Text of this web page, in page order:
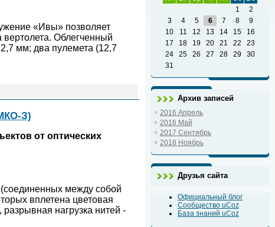
«Ивы» позволяет
Облегченный
мм; два пулемета (12,7
З)
от оптических
между собой
вплетена цветовая
нагрузка нитей -
1
2
3
4 5 6 7 8
9
10
11 12 13 14 15
16
17
18 19 20 21 22
23
24
25 26 27 28 29
30
31
Архив записей
2016 Апрель
2016 Май
2017 Сентябрь
2018 Ноябрь
Друзья сайта
Официальный блог
Сообщество uCoz
База знаний uCoz